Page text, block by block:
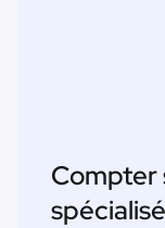
Compter